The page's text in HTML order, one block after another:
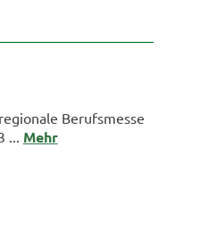
Berufsmesse
Mehr